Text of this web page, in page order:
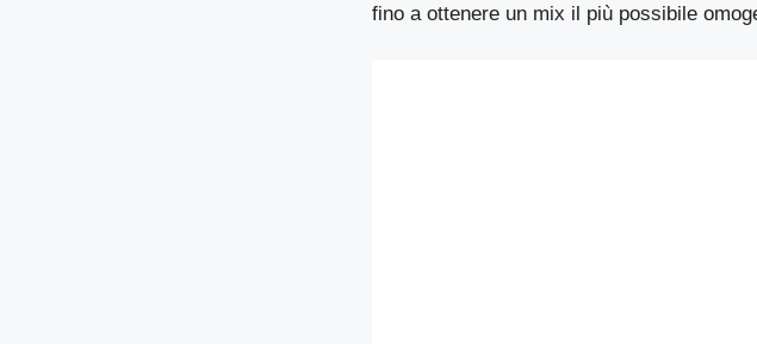
fino a ottenere un mix il più possibile